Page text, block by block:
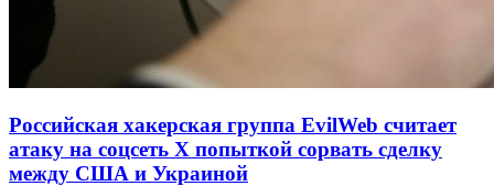
Российская хакерская группа EvilWeb считает
атаку на соцсеть Х попыткой сорвать сделку
между США и Украиной